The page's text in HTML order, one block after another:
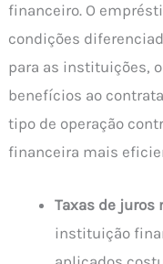
financeiro. O
condições
para as instituições,
benefícios ao
tipo de operação
financeira mais
Taxas de juros
instituição